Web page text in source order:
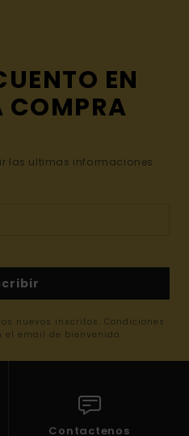
EN
COMPRA
las ultimas informaciones
nuevos inscritos. Condiciones
el email de bienvenida
Contactenos